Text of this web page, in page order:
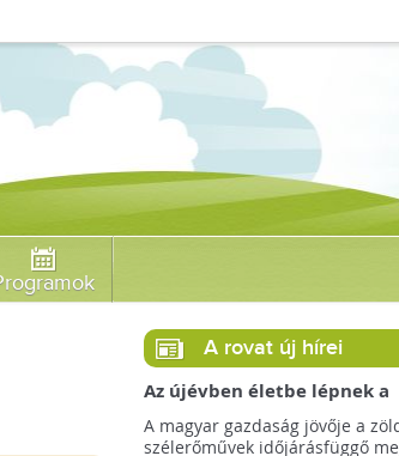
A rovat új hírei
Az újévben életbe lépnek a
szélerőművek telepítését
megkönnyítő rendelkezések
A magyar gazdaság jövője a
szélerőművek időjárásfüggő